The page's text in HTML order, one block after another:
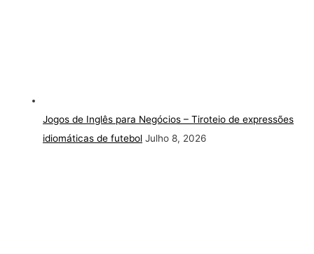
Jogos de Inglês para Negócios – Tiroteio de expressões
idiomáticas de futebol Julho 8, 2026